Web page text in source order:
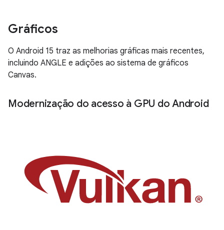
Gráficos
O Android 15 traz as melhorias gráficas mais recentes,
incluindo ANGLE e adições ao sistema de gráficos
Canvas.
Modernização do acesso à GPU do Android